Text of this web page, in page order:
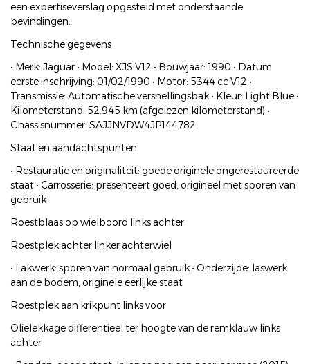
een expertiseverslag opgesteld met onderstaande
bevindingen.
Technische gegevens
• Merk: Jaguar • Model: XJS V12 • Bouwjaar: 1990 • Datum
eerste inschrijving: 01/02/1990 • Motor: 5344 cc V12 •
Transmissie: Automatische versnellingsbak • Kleur: Light Blue •
Kilometerstand: 52.945 km (afgelezen kilometerstand) •
Chassisnummer: SAJJNVDW4JP144782
Staat en aandachtspunten
• Restauratie en originaliteit: goede originele ongerestaureerde
staat • Carrosserie: presenteert goed, origineel met sporen van
gebruik
Roestblaas op wielboord links achter
Roestplek achter linker achterwiel
• Lakwerk: sporen van normaal gebruik • Onderzijde: laswerk
aan de bodem, originele eerlijke staat
Roestplek aan krikpunt links voor
Olielekkage differentieel ter hoogte van de remklauw links
achter